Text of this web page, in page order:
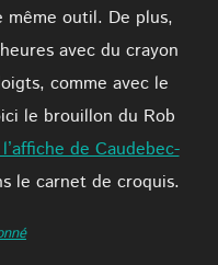
même outil. De plus,
avec du crayon
comme avec le
le brouillon du Rob
de Caudebec-
le carnet de croquis.